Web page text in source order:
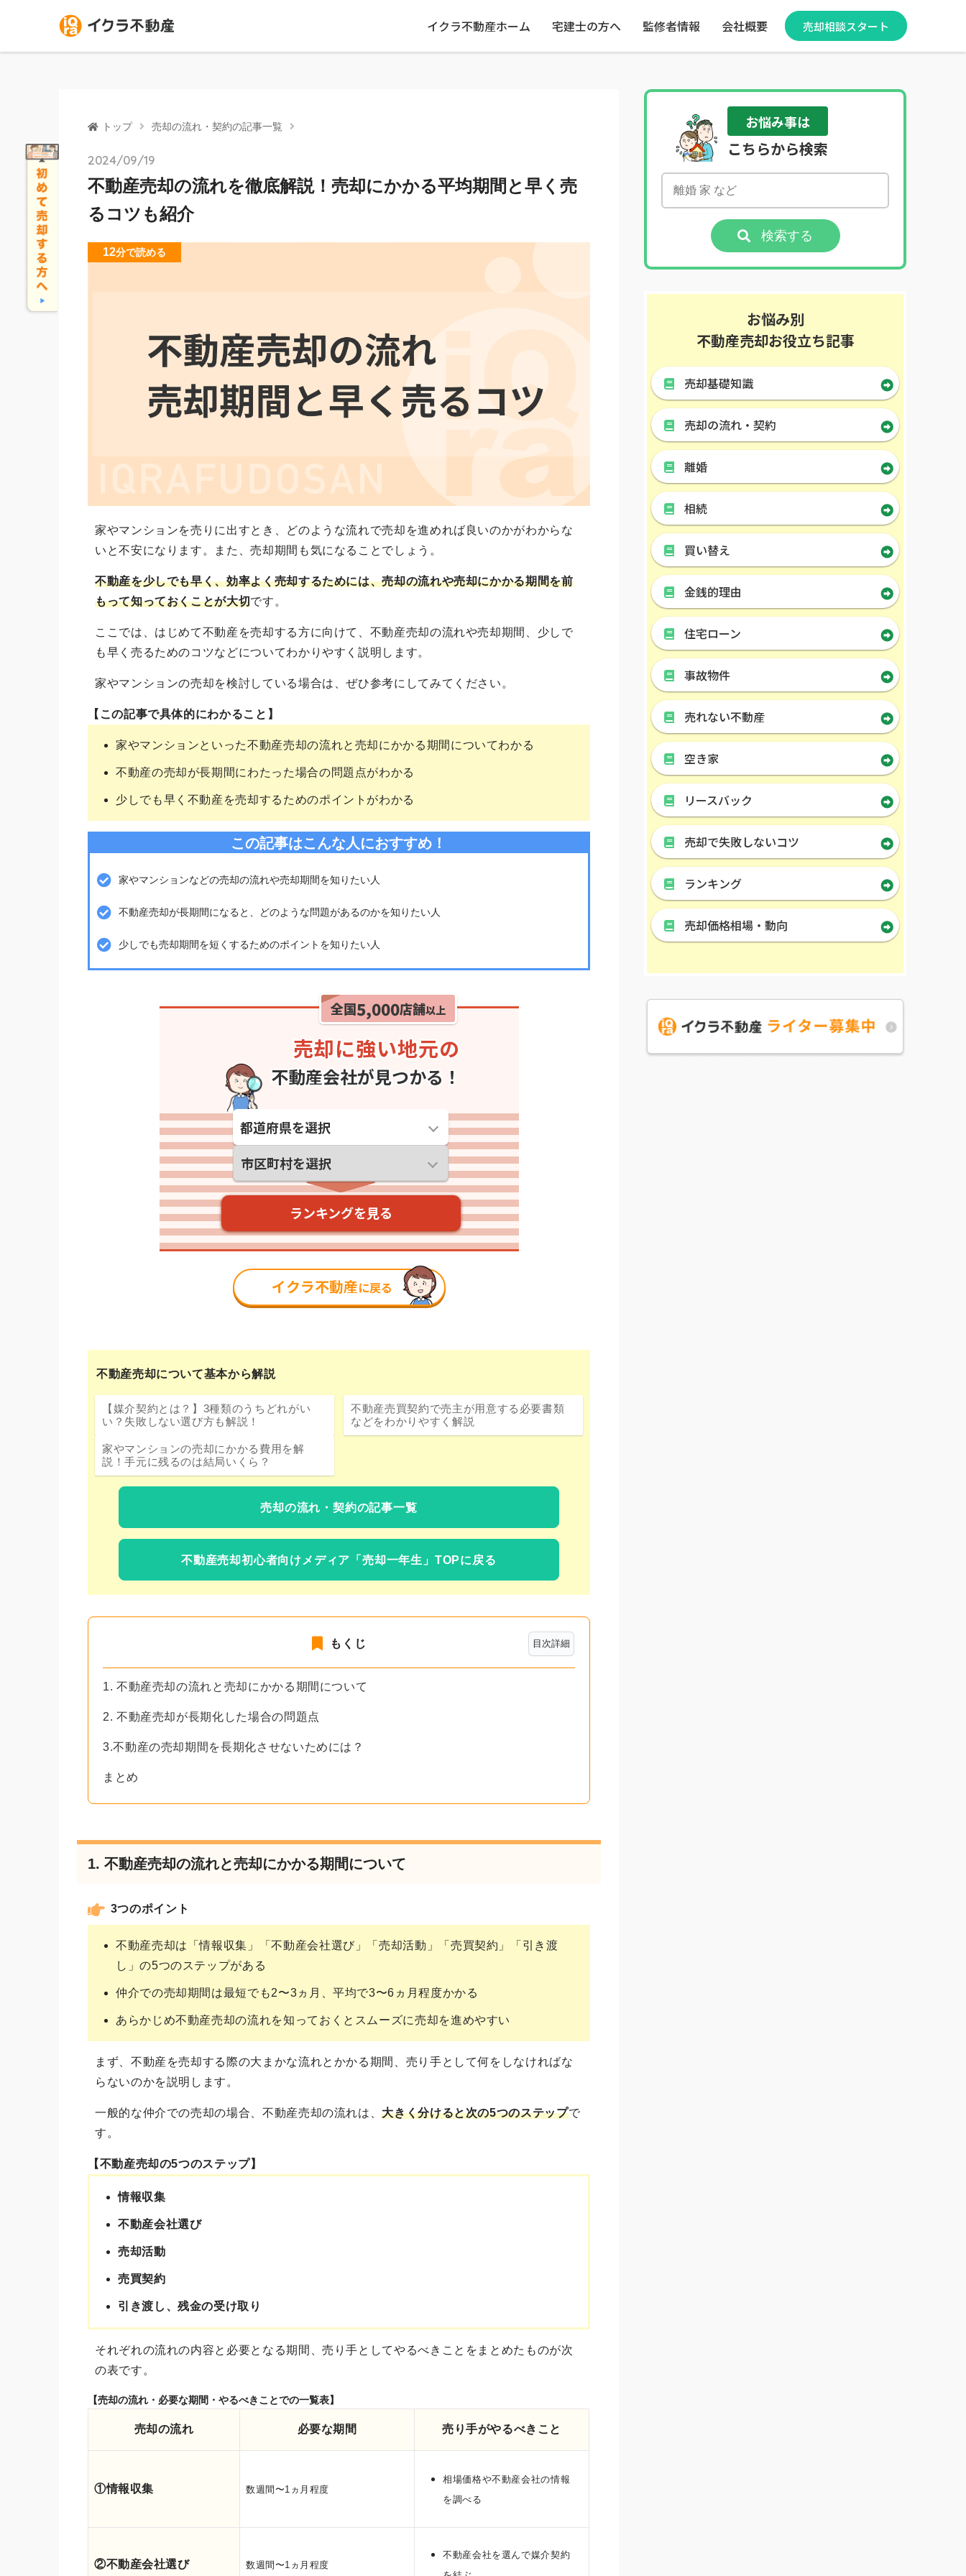
イクラ不動産ホーム 宅建士の方へ 監修者情報 会社概要 売却相談スタート
トップ 売却の流れ・契約の記事一覧
2024/09/19
不動産売却の流れを徹底解説！売却にかかる平均期間と早く売
るコツも紹介
12分で読める
家やマンションを売りに出すとき、どのような流れで売却を進めれば良いのかがわからな
いと不安になります。また、売却期間も気になることでしょう。
不動産を少しでも早く、効率よく売却するためには、売却の流れや売却にかかる期間を前
もって知っておくことが大切です。
ここでは、はじめて不動産を売却する方に向けて、不動産売却の流れや売却期間、少しで
も早く売るためのコツなどについてわかりやすく説明します。
家やマンションの売却を検討している場合は、ぜひ参考にしてみてください。
【この記事で具体的にわかること】
家やマンションといった不動産売却の流れと売却にかかる期間についてわかる
不動産の売却が長期間にわたった場合の問題点がわかる
少しでも早く不動産を売却するためのポイントがわかる
この記事はこんな人におすすめ！
家やマンションなどの売却の流れや売却期間を知りたい人
不動産売却が長期間になると、どのような問題があるのかを知りたい人
少しでも売却期間を短くするためのポイントを知りたい人
不動産売却について基本から解説
【媒介契約とは？】3種類のうちどれがい
い？失敗しない選び方も解説！
不動産売買契約で売主が用意する必要書類
などをわかりやすく解説
家やマンションの売却にかかる費用を解
説！手元に残るのは結局いくら？
売却の流れ・契約の記事一覧
不動産売却初心者向けメディア 「売却一年生」TOPに戻る
目次詳細
もくじ
1. 不動産売却の流れと売却にかかる期間について
2. 不動産売却が長期化した場合の問題点
3.不動産の売却期間を長期化させないためには？
まとめ
1. 不動産売却の流れと売却にかかる期間について
3つのポイント
不動産売却は「情報収集」「不動産会社選び」「売却活動」「売買契約」「引き渡
し」の5つのステップがある
仲介での売却期間は最短でも2〜3ヵ月、平均で3〜6ヵ月程度かかる
あらかじめ不動産売却の流れを知っておくとスムーズに売却を進めやすい
まず、不動産を売却する際の大まかな流れとかかる期間、売り手として何をしなければな
らないのかを説明します。
一般的な仲介での売却の場合、不動産売却の流れは、大きく分けると次の5つのステップで
す。
【不動産売却の5つのステップ】
情報収集
不動産会社選び
売却活動
売買契約
引き渡し、残金の受け取り
それぞれの流れの内容と必要となる期間、売り手としてやるべきことをまとめたものが次
の表です。
【売却の流れ・必要な期間・やるべきことでの一覧表】
売却の流れ 必要な期間 売り手がやるべきこと
①情報収集 数週間〜1ヵ月程度
相場価格や不動産会社の情報
を調べる
②不動産会社選び 数週間〜1ヵ月程度
不動産会社を選んで媒介契約
お悩み事は
こちらから検索
検索する
お悩み別
不動産売却お役立ち記事
売却基礎知識
売却の流れ・契約
離婚
相続
買い替え
金銭的理由
住宅ローン
事故物件
売れない不動産
空き家
リースバック
売却で失敗しないコツ
ランキング
売却価格相場・動向